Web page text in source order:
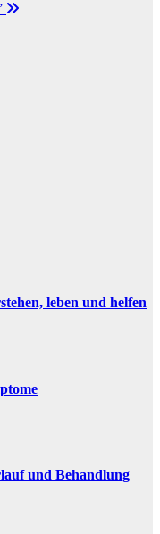
leben und helfen
und Behandlung